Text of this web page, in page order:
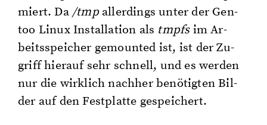
miert. Da /tmpal­ler­dings unter der Gen­
too Linux In­stal­la­ti­on als tmpfsim Ar­
beits­spei­cher ge­moun­ted ist, ist der Zu­
griff hier­auf sehr schnell, und es wer­den
nur die wirk­lich nach­her be­nö­tig­ten Bil­
der auf den Fest­plat­te ge­spei­chert.